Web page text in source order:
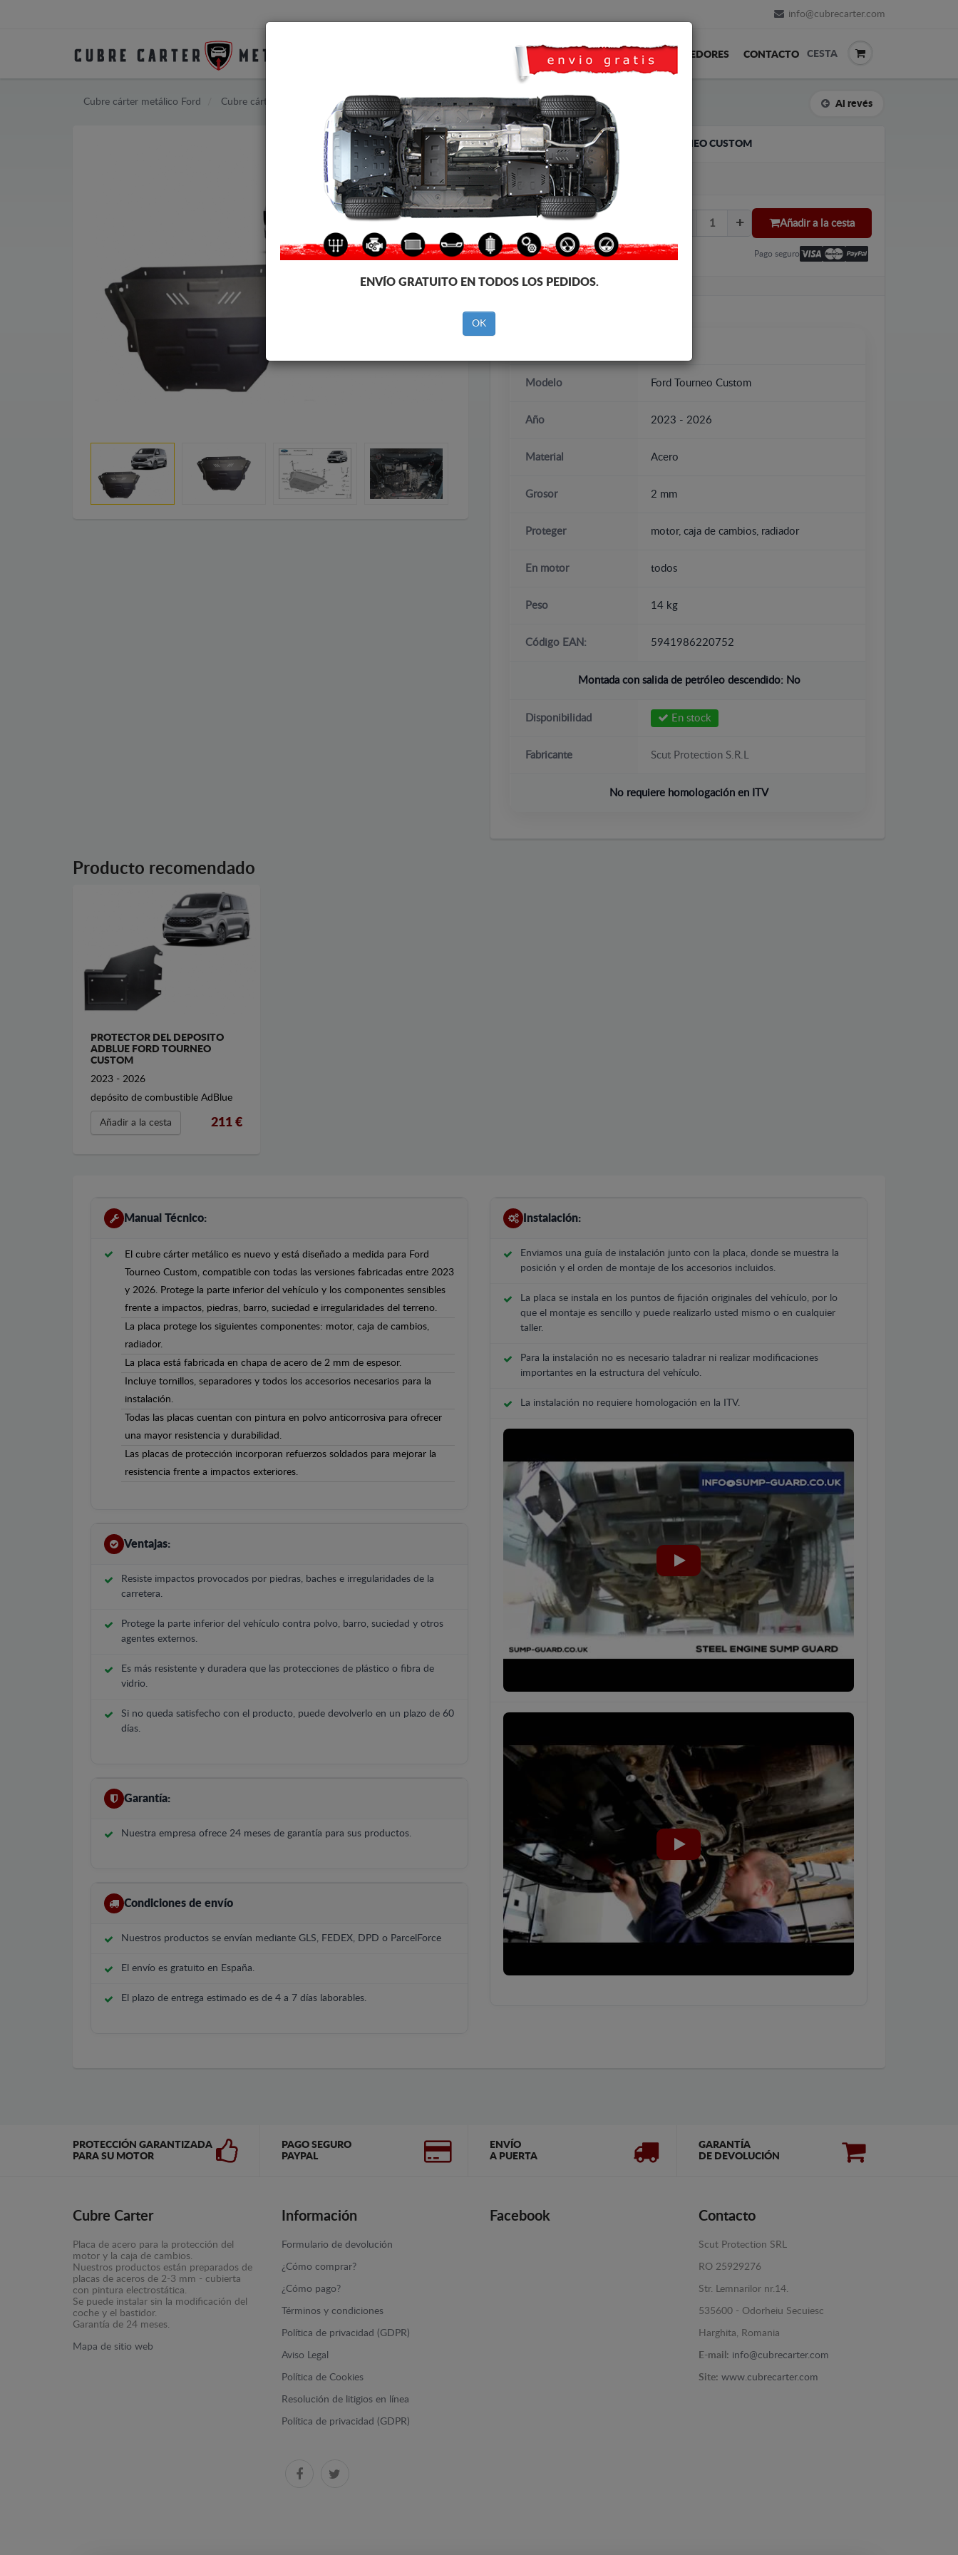
info@cubrecarter.com
TRANSPORTE FEEDBACK REVENDEDORES CONTACTO CESTA
Cubre cárter metálico Ford Cubre cárter metálico Ford Tourneo Custom Al revés
CUBRE CÁRTER METALICO FORD TOURNEO CUSTOM
Código de producto: 08.068
206
IVA incl.
Añadir a la cesta
Pago seguro
Modelo Ford Tourneo Custom
Año 2023 - 2026
Material Acero
Grosor 2 mm
Proteger motor, caja de cambios, radiador
En motor todos
Peso 14 kg
Código EAN: 5941986220752
Montada con salida de petróleo descendido: No
Disponibilidad En stock
Fabricante Scut Protection S.R.L
No requiere homologación en ITV
Producto recomendado
PROTECTOR DEL DEPOSITO
ADBLUE FORD TOURNEO
CUSTOM
2023 - 2026
depósito de combustible AdBlue
Añadir a la cesta 211 €
Manual Técnico:
El cubre cárter metálico es nuevo y está diseñado a medida para Ford
Tourneo Custom, compatible con todas las versiones fabricadas entre 2023
y 2026. Protege la parte inferior del vehículo y los componentes sensibles
frente a impactos, piedras, barro, suciedad e irregularidades del terreno.
La placa protege los siguientes componentes: motor, caja de cambios,
radiador.
La placa está fabricada en chapa de acero de 2 mm de espesor.
Incluye tornillos, separadores y todos los accesorios necesarios para la
instalación.
Todas las placas cuentan con pintura en polvo anticorrosiva para ofrecer
una mayor resistencia y durabilidad.
Las placas de protección incorporan refuerzos soldados para mejorar la
resistencia frente a impactos exteriores.
Ventajas:
Resiste impactos provocados por piedras, baches e irregularidades de la
carretera.
Protege la parte inferior del vehículo contra polvo, barro, suciedad y otros
agentes externos.
Es más resistente y duradera que las protecciones de plástico o fibra de
vidrio.
Si no queda satisfecho con el producto, puede devolverlo en un plazo de 60
días.
Garantía:
Nuestra empresa ofrece 24 meses de garantía para sus productos.
Condiciones de envío
Nuestros productos se envían mediante GLS, FEDEX, DPD o ParcelForce
El envío es gratuito en España.
El plazo de entrega estimado es de 4 a 7 días laborables.
Instalación:
Enviamos una guía de instalación junto con la placa, donde se muestra la
posición y el orden de montaje de los accesorios incluidos.
La placa se instala en los puntos de fijación originales del vehículo, por lo
que el montaje es sencillo y puede realizarlo usted mismo o en cualquier
taller.
Para la instalación no es necesario taladrar ni realizar modificaciones
importantes en la estructura del vehículo.
La instalación no requiere homologación en la ITV.
PROTECCIÓN GARANTIZADA
PARA SU MOTOR
PAGO SEGURO
PAYPAL
ENVÍO
A PUERTA
GARANTÍA
DE DEVOLUCIÓN
Cubre Carter
Placa de acero para la protección del
motor y la caja de cambios.
Nuestros productos están preparados de
placas de aceros de 2-3 mm - cubierta
con pintura electrostática.
Se puede instalar sin la modificación del
coche y el bastidor.
Garantía de 24 meses.
Mapa de sitio web
Información
Formulario de devolución
¿Cómo comprar?
¿Cómo pago?
Términos y condiciones
Política de privacidad (GDPR)
Aviso Legal
Política de Cookies
Resolución de litigios en línea
Política de privacidad (GDPR)
Facebook Contacto
Scut Protection SRL
RO 25929276
Str. Lemnarilor nr.14.
535600 - Odorheiu Secuiesc
Harghita, Romania
E-mail: info@cubrecarter.com
Site: www.cubrecarter.com
ENVÍO GRATUITO EN TODOS LOS PEDIDOS.
OK